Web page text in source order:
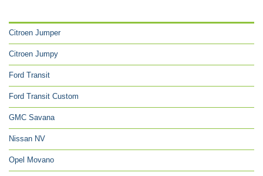
Citroen Jumper
Citroen Jumpy
Ford Transit
Ford Transit Custom
GMC Savana
Nissan NV
Opel Movano